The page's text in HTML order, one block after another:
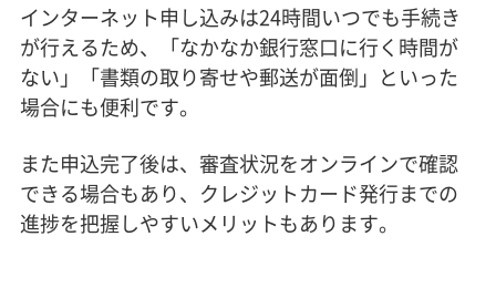
インターネット申し込みは24時間いつでも手続き
が行えるため、「なかなか銀行窓口に行く時間が
ない」「書類の取り寄せや郵送が面倒」といった
場合にも便利です。
また申込完了後は、審査状況をオンラインで確認
できる場合もあり、クレジットカード発行までの
進捗を把握しやすいメリットもあります。